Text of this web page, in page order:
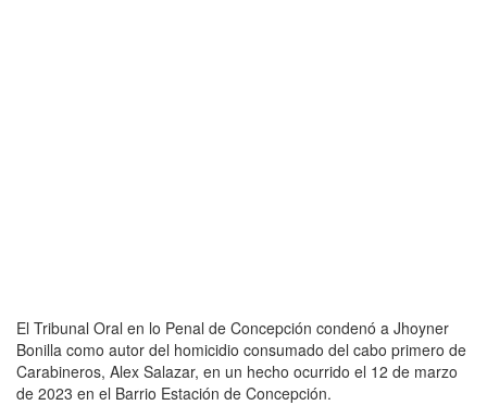
El Tribunal Oral en lo Penal de Concepción condenó a Jhoyner
Bonilla como autor del homicidio consumado del cabo primero de
Carabineros, Alex Salazar, en un hecho ocurrido el 12 de marzo
de 2023 en el Barrio Estación de Concepción.